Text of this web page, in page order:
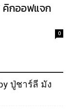
คิกออฟแจก
0
ปู่ชาร์ลี มัง